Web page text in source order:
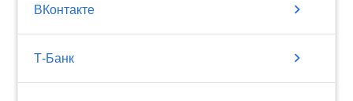
ВКонтакте chevron_right
Т-Банк chevron_right